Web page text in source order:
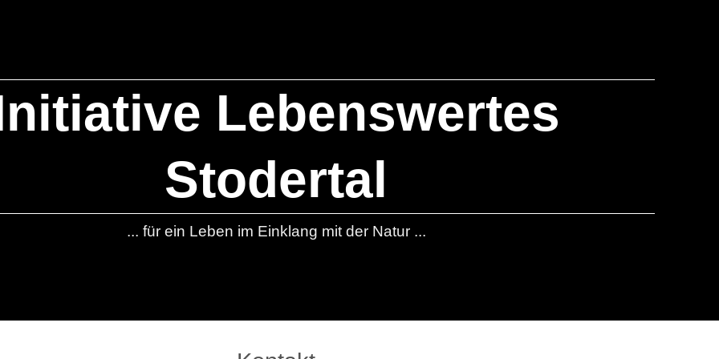
Lebenswertes
Stodertal
... für ein Leben im Einklang mit der Natur ...